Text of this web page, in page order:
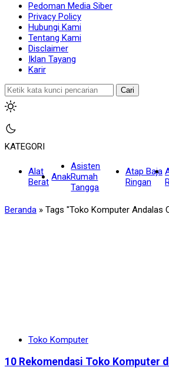
Pedoman Media Siber
Privacy Policy
Hubungi Kami
Tentang Kami
Disclaimer
Iklan Tayang
Karir
Cari
KATEGORI
Alat
Berat Anak
Asisten
Rumah
Tangga
Atap Baja
Ringan
Beranda » Tags "Toko Komputer Andalas
Toko Komputer
10 Rekomendasi Toko Komputer